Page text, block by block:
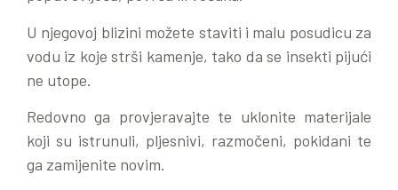
U njegovoj blizini možete staviti i malu posudicu za
vodu iz koje strši kamenje, tako da se insekti pijući
ne utope.
Redovno ga provjeravajte te uklonite materijale
koji su istrunuli, pljesnivi, razmočeni, pokidani te
ga zamijenite novim.